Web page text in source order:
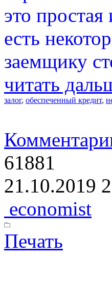
это
есть
заемщику
читать
залог, обеспеченный кредит,
61881
21.10.2019
economist
Печать